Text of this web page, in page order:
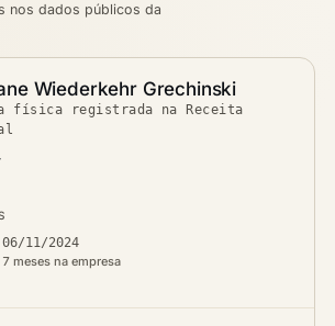
nos dados públicos da
Wiederkehr Grechinski
física registrada na Receita
06/11/2024
meses na empresa